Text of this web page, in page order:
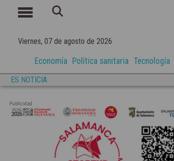
Viernes, 07 de agosto de 2026
Economía Política sanitaria Tecnología
ES NOTICIA
Publicidad